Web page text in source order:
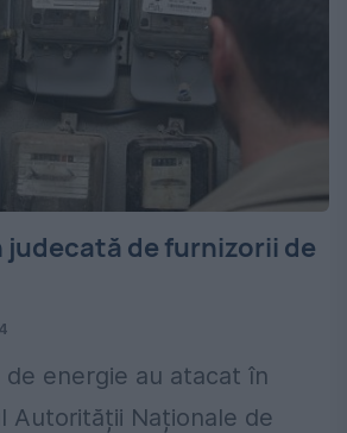
judecată de furnizorii de
de energie au atacat în
Autorității Naționale de